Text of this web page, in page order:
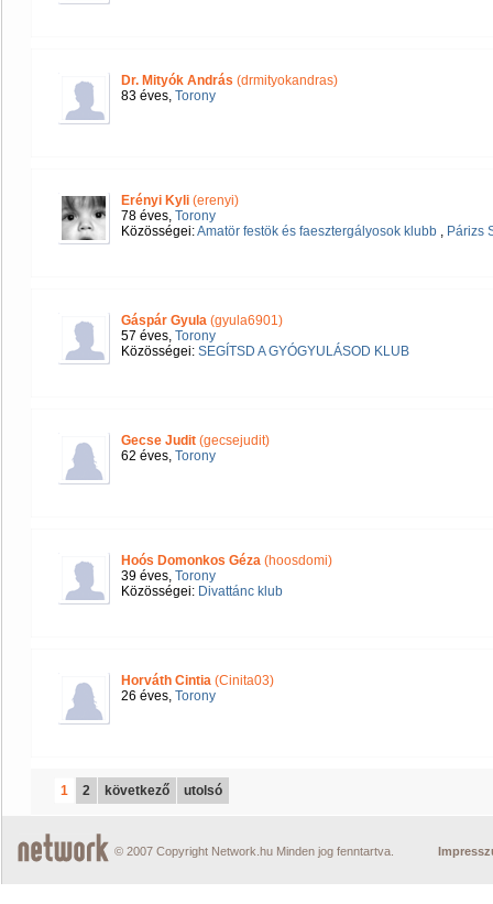
Dr. Mityók András (drmityokandras)
83 éves, Torony
Erényi Kyli (erenyi)
78 éves, Torony
Közösségei:Amatör festök és faesztergályosok klubb , Párizs
Gáspár Gyula (gyula6901)
57 éves, Torony
Közösségei: SEGÍTSD A GYÓGYULÁSOD KLUB
Gecse Judit (gecsejudit)
62 éves, Torony
Hoós Domonkos Géza (hoosdomi)
39 éves, Torony
Közösségei: Divattánc klub
Horváth Cintia (Cinita03)
26 éves, Torony
1 2 következő utolsó
© 2007 Copyright Network.hu Minden jog fenntartva.